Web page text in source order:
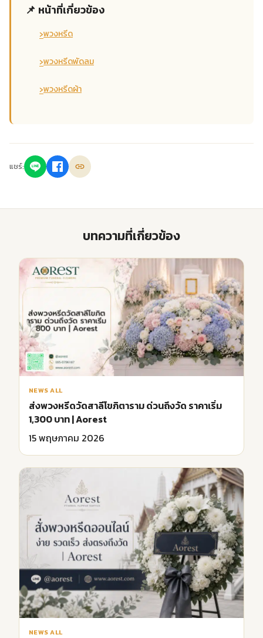
📌 หน้าที่เกี่ยวข้อง
›พวงหรีด
›พวงหรีดพัดลม
›พวงหรีดผ้า
แชร์:
บทความที่เกี่ยวข้อง
NEWS ALL
ส่งพวงหรีดวัดสาลีโขภิตาราม ด่วนถึงวัด ราคาเริ่ม
1,300 บาท | Aorest
15 พฤษภาคม 2026
NEWS ALL